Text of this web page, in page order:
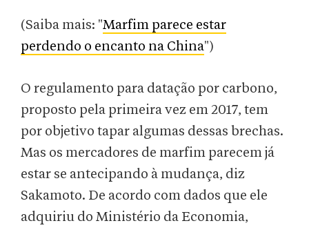
(Saiba mais: "Marfim parece estar
perdendo o encanto na China")
O regulamento para datação por carbono,
proposto pela primeira vez em 2017, tem
por objetivo tapar algumas dessas brechas.
Mas os mercadores de marfim parecem já
estar se antecipando à mudança, diz
Sakamoto. De acordo com dados que ele
adquiriu do Ministério da Economia,